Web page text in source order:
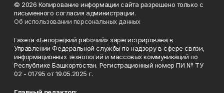
© 2026 Копирование информации сайта разрешено только с
письменного согласия администрации.
Об использовании персональных данных
Газета «Белорецкий рабочий» зарегистрирована в
Управлении Федеральной службы по надзору в сфере связи,
информационных технологий и массовых коммуникаций по
Республике Башкортостан. Регистрационный номер ПИ № ТУ
02 - 01795 от 19.05.2025 г.